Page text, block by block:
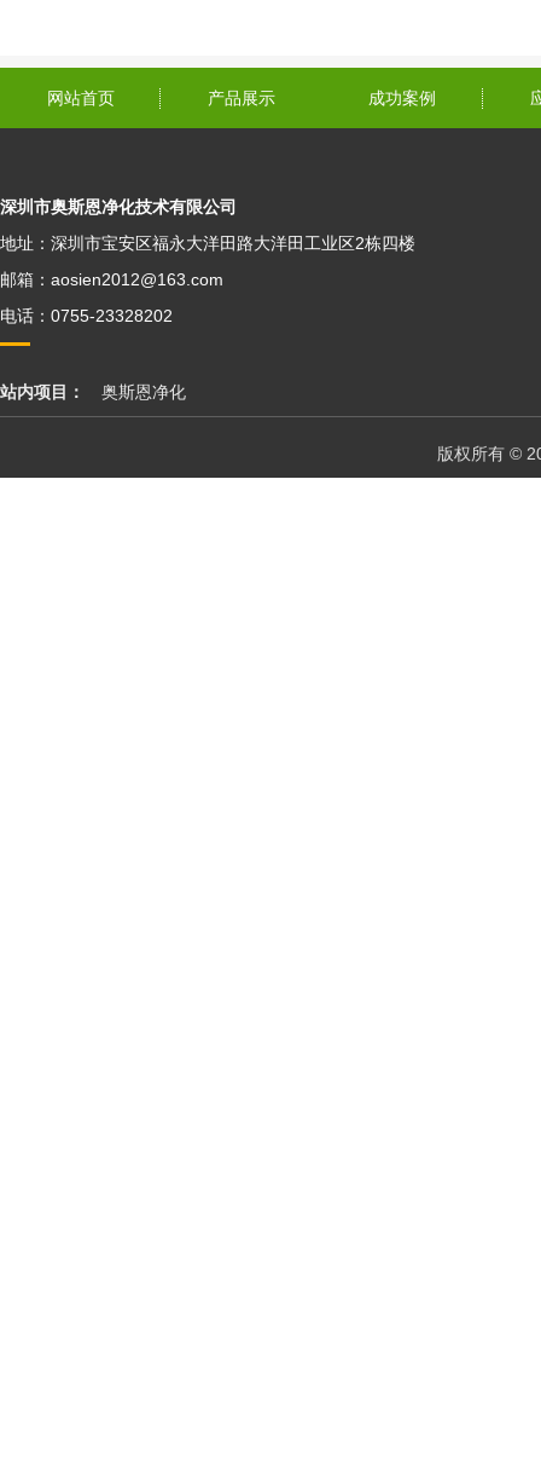
网站首页 产品展示 成功案例
深圳市奥斯恩净化技术有限公司
地址：深圳市宝安区福永大洋田路大洋田工业区2栋四楼
邮箱：aosien2012@163.com
电话：0755-23328202
站内项目： 奥斯恩净化
版权所有 ©